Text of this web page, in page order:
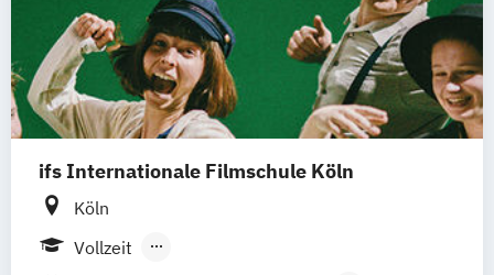
ifs Internationale Filmschule Köln
Köln
Vollzeit